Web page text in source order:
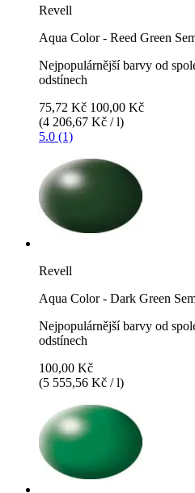
Revell
Aqua Color - Reed Green
Nejpopulárnější barvy od
odstínech
75,72 Kč 100,00 Kč
(4 206,67 Kč / l)
5.0 (1)
Revell
Aqua Color - Dark Green
Nejpopulárnější barvy od
odstínech
100,00 Kč
(5 555,56 Kč / l)